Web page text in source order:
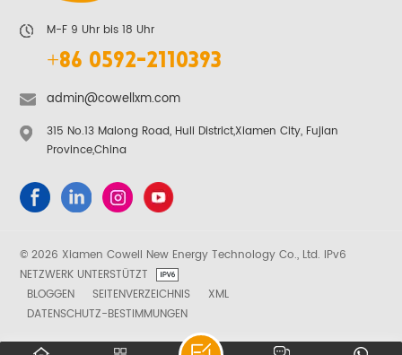
M-F 9 Uhr bis 18 Uhr
+86 0592-2110393
admin@cowellxm.com
315 No.13 Malong Road, Huli District,Xiamen City, Fujian
Province,China
© 2026 Xiamen Cowell New Energy Technology Co., Ltd. IPv6
NETZWERK UNTERSTÜTZT
BLOGGEN
SEITENVERZEICHNIS
XML
DATENSCHUTZ-BESTIMMUNGEN